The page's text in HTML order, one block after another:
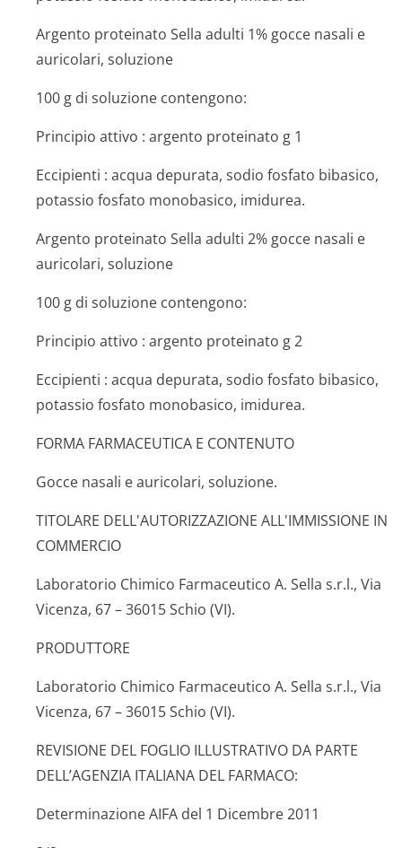
Argento proteinato Sella adulti 1% gocce nasali e
auricolari, soluzione
100 g di soluzione contengono:
Principio attivo : argento proteinato g 1
Eccipienti : acqua depurata, sodio fosfato bibasico,
potassio fosfato monobasico, imidurea.
Argento proteinato Sella adulti 2% gocce nasali e
auricolari, soluzione
100 g di soluzione contengono:
Principio attivo : argento proteinato g 2
Eccipienti : acqua depurata, sodio fosfato bibasico,
potassio fosfato monobasico, imidurea.
FORMA FARMACEUTICA E CONTENUTO
Gocce nasali e auricolari, soluzione.
TITOLARE DELL'AUTORIZZAZIONE ALL'IMMISSIONE IN
COMMERCIO
Laboratorio Chimico Farmaceutico A. Sella s.r.l., Via
Vicenza, 67 – 36015 Schio (VI).
PRODUTTORE
Laboratorio Chimico Farmaceutico A. Sella s.r.l., Via
Vicenza, 67 – 36015 Schio (VI).
REVISIONE DEL FOGLIO ILLUSTRATIVO DA PARTE
DELL’AGENZIA ITALIANA DEL FARMACO:
Determinazione AIFA del 1 Dicembre 2011